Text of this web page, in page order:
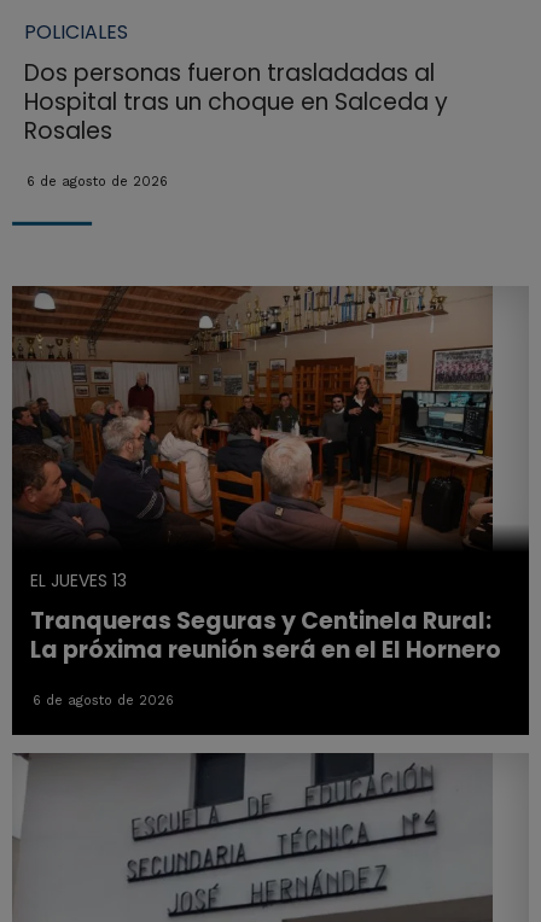
POLICIALES
Dos personas fueron trasladadas al
Hospital tras un choque en Salceda y
Rosales
6 de agosto de 2026
EL JUEVES 13
Tranqueras Seguras y Centinela Rural:
La próxima reunión será en el El Hornero
6 de agosto de 2026